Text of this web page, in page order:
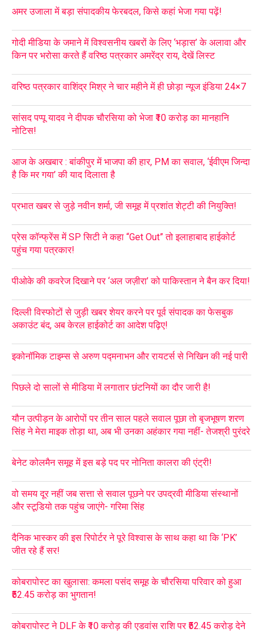
अमर उजाला में बड़ा संपादकीय फेरबदल, किसे कहां भेजा गया पढ़ें!
गोदी मीडिया के जमाने में विश्वसनीय खबरों के लिए ‘भड़ास’ के अलावा और
किन पर भरोसा करते हैं वरिष्ठ पत्रकार अमरेंद्र राय, देखें लिस्ट
वरिष्ठ पत्रकार वाशिंद्र मिश्र ने चार महीने में ही छोड़ा न्यूज इंडिया 24×7
सांसद पप्पू यादव ने दीपक चौरसिया को भेजा ₹10 करोड़ का मानहानि
नोटिस!
आज के अखबार : बांकीपुर में भाजपा की हार, PM का सवाल, ‘ईवीएम जिन्दा
है कि मर गया’ की याद दिलाता है
प्रभात खबर से जुड़े नवीन शर्मा, जी समूह में प्रशांत शेट्टी की नियुक्ति!
प्रेस कॉन्फ्रेंस में SP सिटी ने कहा “Get Out” तो इलाहाबाद हाईकोर्ट
पहुंच गया पत्रकार!
पीओके की कवरेज दिखाने पर ‘अल जज़ीरा’ को पाकिस्तान ने बैन कर दिया!
दिल्ली विस्फोटों से जुड़ी खबर शेयर करने पर पूर्व संपादक का फेसबुक
अकाउंट बंद, अब केरल हाईकोर्ट का आदेश पढ़िए!
इकोनॉमिक टाइम्स से अरुण पद्मनाभन और रायटर्स से निखिन की नई पारी
पिछले दो सालों से मीडिया में लगातार छंटनियों का दौर जारी है!
यौन उत्पीड़न के आरोपों पर तीन साल पहले सवाल पूछा तो बृजभूषण शरण
सिंह ने मेरा माइक तोड़ा था, अब भी उनका अहंकार गया नहीं- तेजश्री पुरंदरे
बेनेट कोलमैन समूह में इस बड़े पद पर नोनिता कालरा की एंट्री!
वो समय दूर नहीं जब सत्ता से सवाल पूछने पर उपद्रवी मीडिया संस्थानों
और स्टूडियो तक पहुंच जाएंगे- गरिमा सिंह
दैनिक भास्कर की इस रिपोर्टर ने पूरे विश्वास के साथ कहा था कि ‘PK’
जीत रहे हैं सर!
कोबरापोस्ट का खुलासा: कमला पसंद समूह के चौरसिया परिवार को हुआ
₹52.45 करोड़ का भुगतान!
कोबरापोस्ट ने DLF के ₹10 करोड़ की एडवांस राशि पर ₹52.45 करोड़ देने